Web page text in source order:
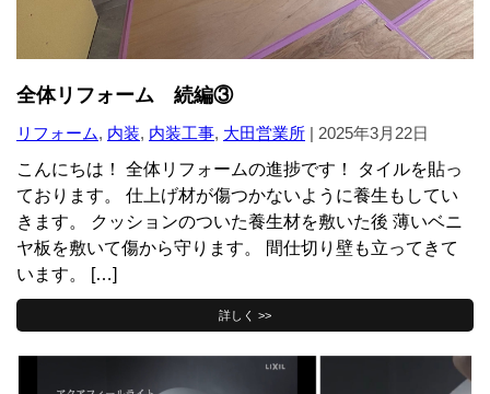
全体リフォーム 続編③
リフォーム, 内装, 内装工事, 大田営業所 | 2025年3月22日
こんにちは！ 全体リフォームの進捗です！ タイルを貼っ
ております。 仕上げ材が傷つかないように養生もしてい
きます。 クッションのついた養生材を敷いた後 薄いベニ
ヤ板を敷いて傷から守ります。 間仕切り壁も立ってきて
います。 […]
詳しく >>